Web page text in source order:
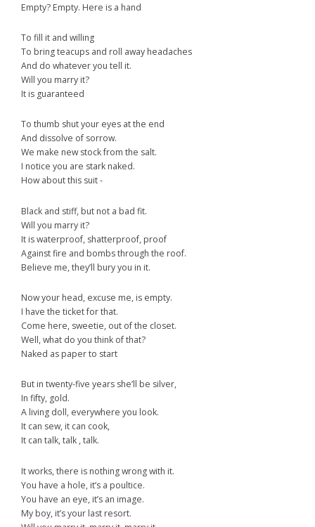
Empty? Empty. Here is a hand
To fill it and willing
To bring teacups and roll away headaches
And do whatever you tell it.
Will you marry it?
It is guaranteed
To thumb shut your eyes at the end
And dissolve of sorrow.
We make new stock from the salt.
I notice you are stark naked.
How about this suit -
Black and stiff, but not a bad fit.
Will you marry it?
It is waterproof, shatterproof, proof
Against fire and bombs through the roof.
Believe me, they’ll bury you in it.
Now your head, excuse me, is empty.
I have the ticket for that.
Come here, sweetie, out of the closet.
Well, what do you think of that?
Naked as paper to start
But in twenty-five years she’ll be silver,
In fifty, gold.
A living doll, everywhere you look.
It can sew, it can cook,
It can talk, talk , talk.
It works, there is nothing wrong with it.
You have a hole, it’s a poultice.
You have an eye, it’s an image.
My boy, it’s your last resort.